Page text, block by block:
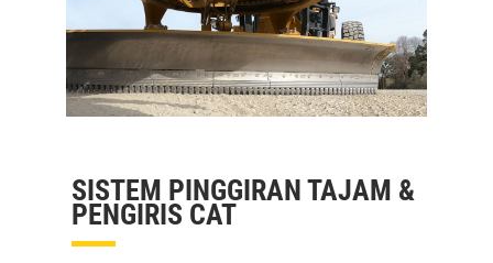
SISTEM PINGGIRAN TAJAM &
PENGIRIS CAT